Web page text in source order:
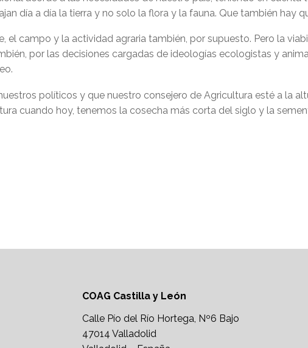
día a día la tierra y no solo la flora y la fauna. Que también hay
el campo y la actividad agraria también, por supuesto. Pero la
por las decisiones cargadas de ideologías ecologistas y
políticos y que nuestro consejero de Agricultura esté a la
cuando hoy, tenemos la cosecha más corta del siglo y la
COAG Castilla y León
Calle Pío del Río Hortega, Nº6 Bajo
47014 Valladolid